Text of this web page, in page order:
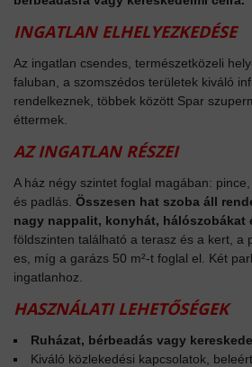
INGATLAN ELHELYEZKEDÉSE
Az ingatlan csendes, természetközeli
faluban, a szomszédos területek kiváló
rendelkeznek, többek között Spar
éttermek.
AZ INGATLAN RÉSZEI
A ház négy szintet foglal magában:
és padlás. Összesen hat szoba áll
nagy nappalit, konyhát, hálószobákat
földszinten található a terasz és a kert, a
es, míg a garázs 50 m²-t foglal el. Két
ingatlanhoz.
HASZNÁLATI LEHETŐSÉGEK
Ruházat, bérbeadás vagy
Kiváló közlekedési kapcsolatok,